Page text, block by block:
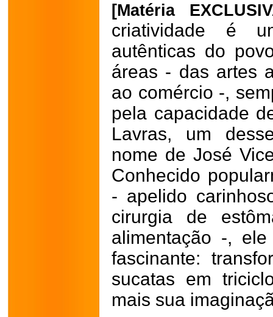
[Matéria
criatividade é
autênticas do
áreas - das artes
ao comércio -,
pela capacidade
Lavras, um
nome de José
Conhecido
- apelido
cirurgia de
alimentação -,
fascinante:
sucatas em
mais sua